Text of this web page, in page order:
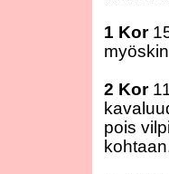
1 Kor
2 Kor
pois